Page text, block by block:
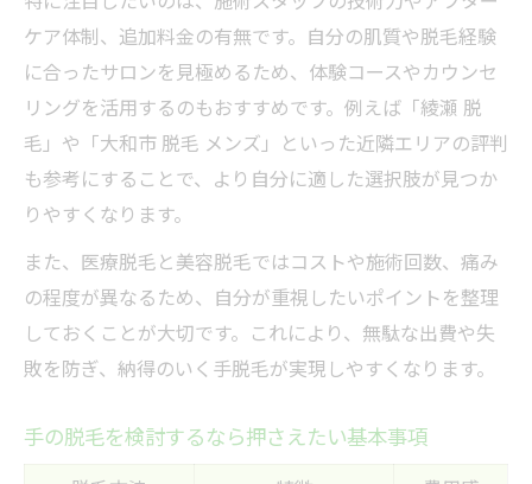
施術内容とサポート体制を徹底比較
カウンセリングでチェックすべき項目
ケア体制、追加料金の有無です。自分の肌質や脱毛経験
に合ったサロンを見極めるため、体験コースやカウンセ
リングを活用するのもおすすめです。例えば「綾瀬 脱
毛」や「大和市 脱毛 メンズ」といった近隣エリアの評判
も参考にすることで、より自分に適した選択肢が見つか
りやすくなります。
また、医療脱毛と美容脱毛ではコストや施術回数、痛み
の程度が異なるため、自分が重視したいポイントを整理
しておくことが大切です。これにより、無駄な出費や失
敗を防ぎ、納得のいく手脱毛が実現しやすくなります。
手の脱毛を検討するなら押さえたい基本事項